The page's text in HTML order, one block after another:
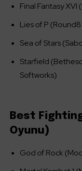
Final Fantasy XVI
Lies of P
Sea of Stars
Starfield
Softworks)
Best
Oyunu)
God of Rock